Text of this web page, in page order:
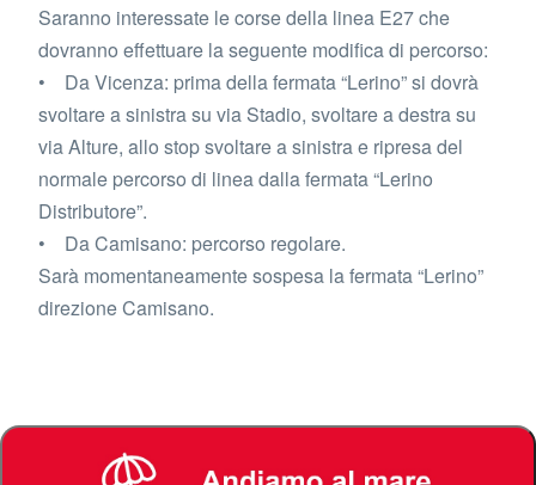
Saranno interessate le corse della linea E27 che
dovranno effettuare la seguente modifica di percorso:
• Da Vicenza: prima della fermata “Lerino” si dovrà
svoltare a sinistra su via Stadio, svoltare a destra su
via Alture, allo stop svoltare a sinistra e ripresa del
normale percorso di linea dalla fermata “Lerino
Distributore”.
• Da Camisano: percorso regolare.
Sarà momentaneamente sospesa la fermata “Lerino”
direzione Camisano.